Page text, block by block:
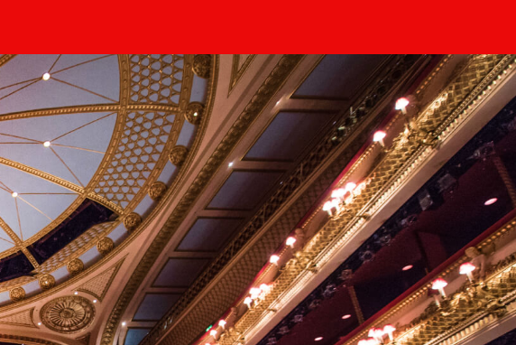
リーズの結婚
シンデレラ
（24/25シーズンの再上
映）
ウルフ・ワークス
ジークフリート